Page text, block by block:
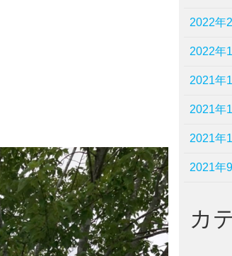
2022年
2022年
2021年
2021年
2021年
2021年
カ